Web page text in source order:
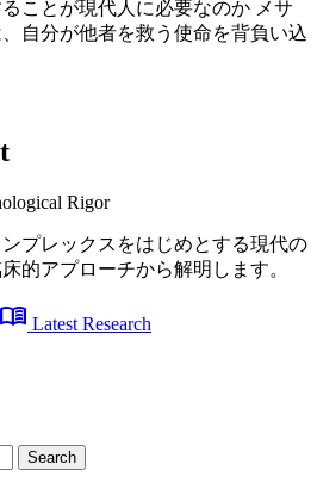
ことが現代人に必要なのか メサ
自分が他者を救う使命を背負い込
Rigor
プレックスをはじめとする現代の
的アプローチから解明します。
menu_book Latest Research
Search